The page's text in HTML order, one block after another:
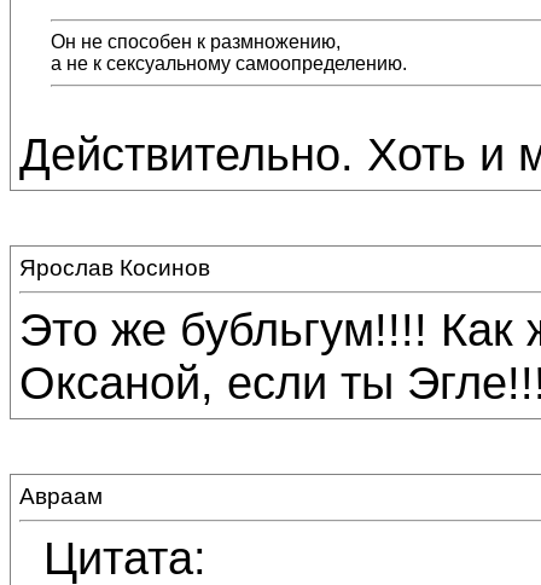
Он не способен к размножению,
а не к сексуальному самоопределению.
Действительно. Хоть и
Ярослав Косинов
Это же бубльгум!!!!
Оксаной, если ты
Авраам
Цитата: